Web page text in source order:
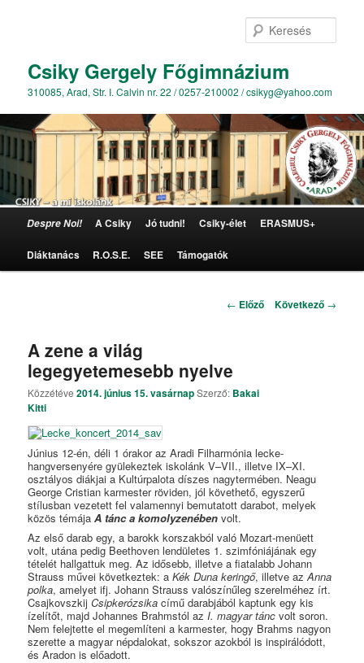
Csiky Gergely Főgimnázium
310085, Arad, Str. I. Calvin nr. 22 / 0257-210002 / csikyg@yahoo.com
Tovább az elsődleges tartalomra
Despre Noi! A Csiky Jó tudni! Csiky-élet ERASMUS+
Diáktanács R.O.S.E. SEE Támogatók
Bejegyzés navigáció
← Előző Következő →
A zene a világ
legegyetemesebb nyelve
Közzétéve2014. június 15. vasárnapSzerző: Bakai
Kitti
Június 12-én, déli 1 órakor az Aradi Filharmónia lecke-
hangversenyére gyülekeztek iskolánk V–VII., illetve IX–XI.
osztályos diákjai a Kultúrpalota díszes nagytermében. Neagu
George Cristian karmester röviden, jól követhető, egyszerű
stílusban vezetett fel valamennyi bemutatott darabot, melyek
közös témájaA tánc a komolyzenében volt.
Az első darab egy, a barokk korszakból való Mozart-menüett
volt, utána pedig Beethoven lendületes 1. szimfóniájának egy
tételét hallgattuk meg. Az idősebb, illetve a fiatalabb Johann
Strauss művei következtek: aKék Duna keringő, illetve azAnna
polka, amelyet ifj. Johann Strauss valószínűleg szerelméhez írt.
CsajkovszkijCsipkerózsika című darabjából kaptunk egy kis
ízelítőt, majd Johannes Brahmstól azI. magyar tánc volt soron.
Nem felejtette el megemlíteni a karmester, hogy Brahms nagyon
szerette a magyar népdalokat, sokszor azokból is inspirálódott,
és Aradon is előadott.